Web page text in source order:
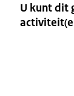
U kunt dit